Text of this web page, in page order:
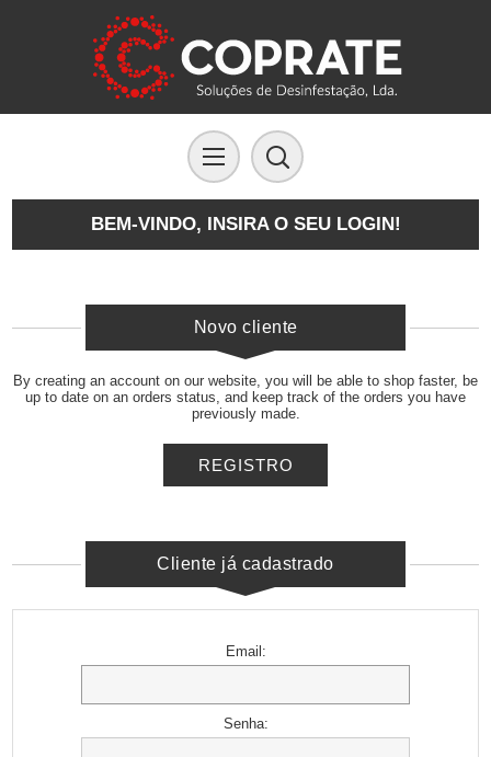
BEM-VINDO, INSIRA O SEU LOGIN!
Novo cliente
By creating an account on our website, you will be able to shop faster, be
up to date on an orders status, and keep track of the orders you have
previously made.
Cliente já cadastrado
Email:
Senha: